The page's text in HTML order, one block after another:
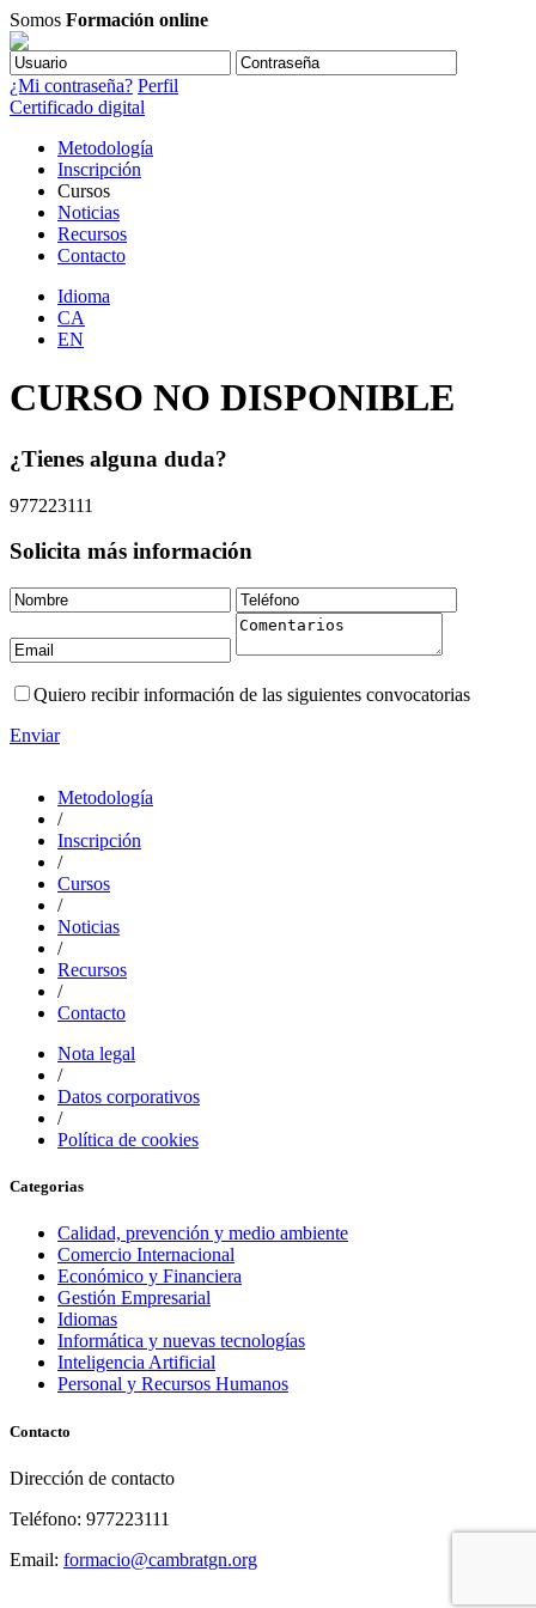
Somos Formación online
¿Mi contraseña? Perfil
Certificado digital
Metodología
Inscripción
Cursos
Noticias
Recursos
Contacto
Idioma
CA
EN
CURSO NO DISPONIBLE
¿Tienes alguna duda?
977223111
Solicita más información
Quiero recibir información de las siguientes convocatorias
Enviar
Metodología
/
Inscripción
/
Cursos
/
Noticias
/
Recursos
/
Contacto
Nota legal
/
Datos corporativos
/
Política de cookies
Categorias
Calidad, prevención y medio ambiente
Comercio Internacional
Económico y Financiera
Gestión Empresarial
Idiomas
Informática y nuevas tecnologías
Inteligencia Artificial
Personal y Recursos Humanos
Contacto
Dirección de contacto
Teléfono: 977223111
Email: formacio@cambratgn.org